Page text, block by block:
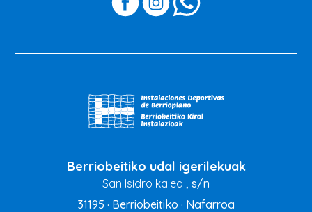
Berriobeitiko udal igerilekuak
San Isidro kalea , s/n
31195 · Berriobeitiko · Nafarroa